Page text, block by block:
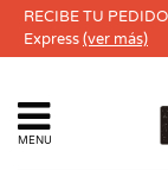
RECIBE TU
Express(ver más)
MENU